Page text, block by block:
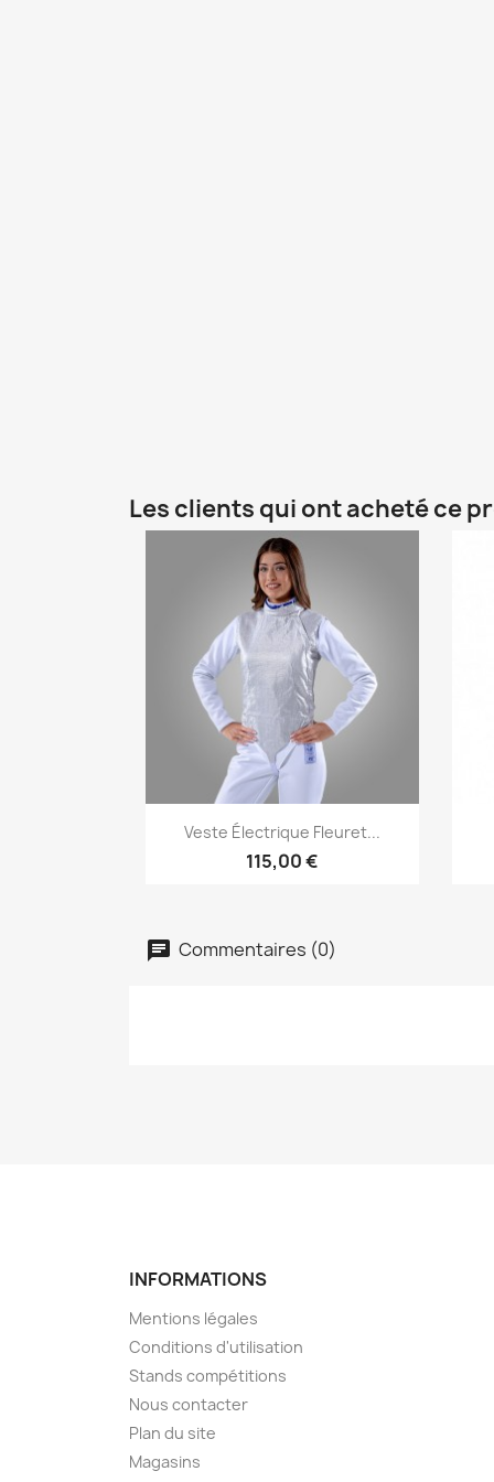
Les clients qui ont acheté ce
Aperçu rapide
Veste Électrique Fleuret...
115,00 €
Commentaires (0)
INFORMATIONS
Mentions légales
Conditions d'utilisation
Stands compétitions
Nous contacter
Plan du site
Magasins